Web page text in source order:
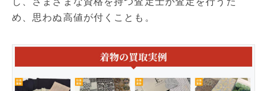
め、思わぬ高値が付くことも。